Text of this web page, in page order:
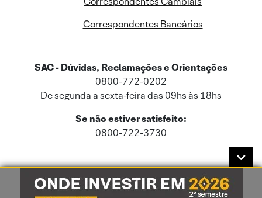
Correspondentes Bancários
SAC - Dúvidas, Reclamações e Orientações
0800-772-0202
De segunda a sexta-feira das 09hs às 18hs
Se não estiver satisfeito:
0800-722-3730
Este site usa cookies e dados pessoais de acordo com a nossaPolítica de
Cookies
e a nossaPolítica de Privacidade.